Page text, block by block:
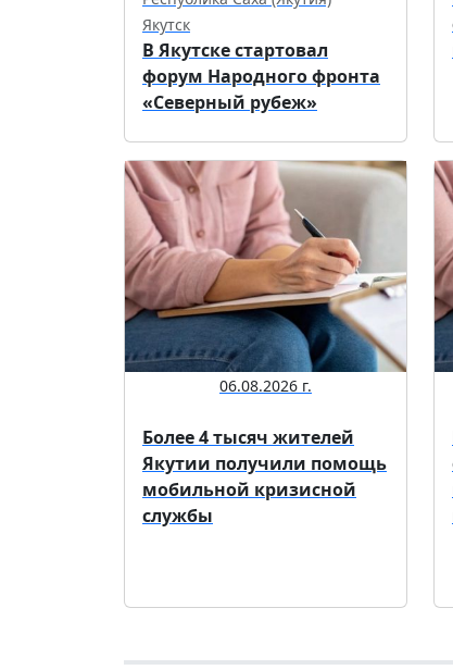
Якутск
В Якутске стартовал
форум Народного фронта
«Северный рубеж»
06.08.2026 г.
Более 4 тысяч жителей
Якутии получили помощь
мобильной кризисной
службы